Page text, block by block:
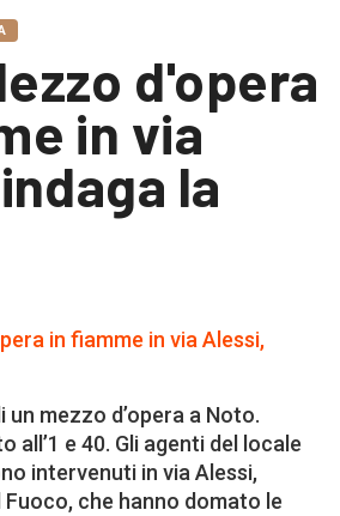
d'opera
in via
la
un mezzo d’opera a Noto.
all’1 e 40. Gli agenti del locale
intervenuti in via Alessi,
Fuoco, che hanno domato le